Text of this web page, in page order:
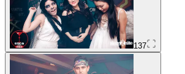
137